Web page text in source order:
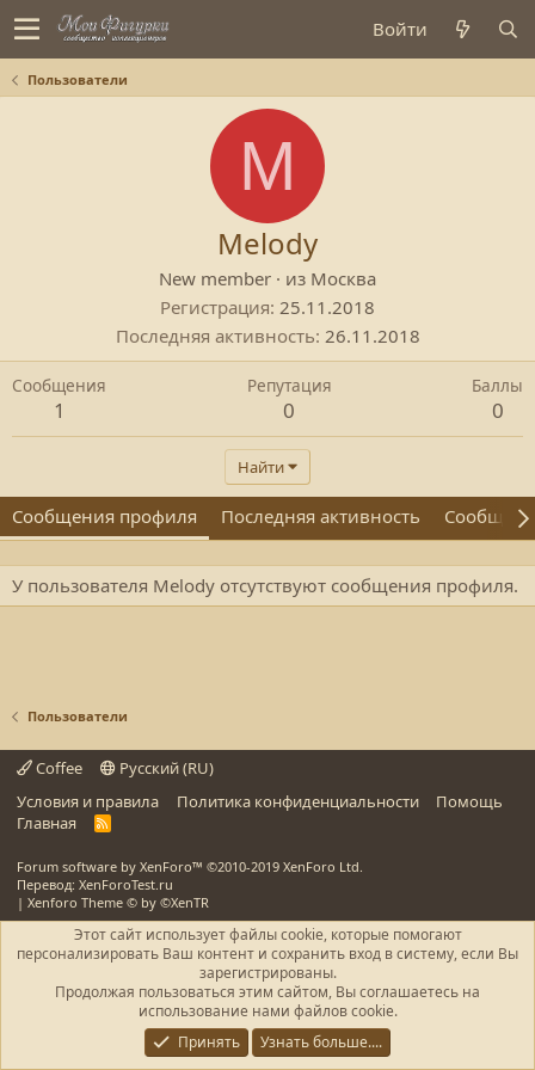
Войти
Пользователи
M
Melody
New member · из Москва
Регистрация 25.11.2018
Последняя активность 26.11.2018
Сообщения
1
Репутация
0
Баллы
0
Найти
Сообщения профиля Последняя активность
У пользователя Melody отсутствуют сообщения профиля.
Пользователи
Coffee
Русский (RU)
Условия и правила
Политика конфиденциальности
Помощь
Главная
R
Forum software by XenForo™ ©2010-2019 XenForo Ltd.
Перевод: XenForoTest.ru
| Xenforo Theme © by ©XenTR
Этот сайт использует файлы cookie, которые помогают
персонализировать Ваш контент и сохранить вход в систему, если Вы
зарегистрированы.
Продолжая пользоваться этим сайтом, Вы соглашаетесь на
использование нами файлов cookie.
Принять
Узнать больше....